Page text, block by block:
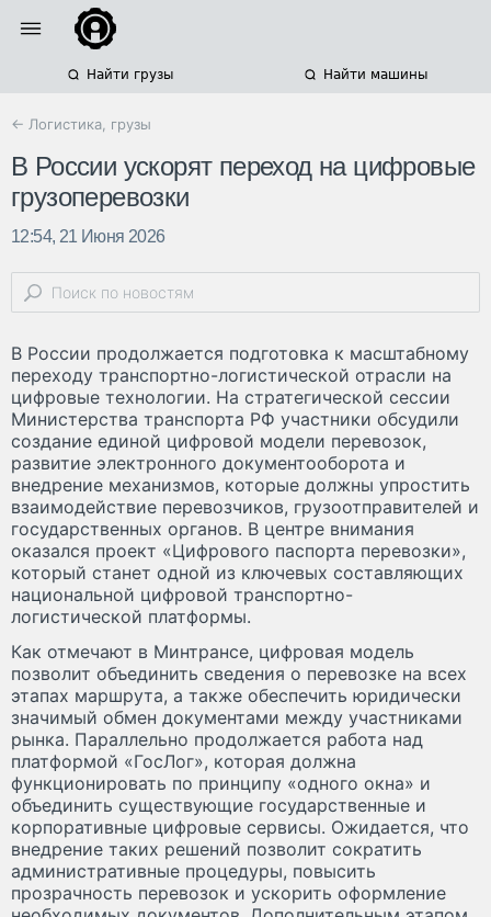
Найти грузы Найти машины
← Логистика, грузы
В России ускорят переход на цифровые
грузоперевозки
12:54, 21 Июня 2026
В России продолжается подготовка к масштабному
переходу транспортно-логистической отрасли на
цифровые технологии. На стратегической сессии
Министерства транспорта РФ участники обсудили
создание единой цифровой модели перевозок,
развитие электронного документооборота и
внедрение механизмов, которые должны упростить
взаимодействие перевозчиков, грузоотправителей и
государственных органов. В центре внимания
оказался проект «Цифрового паспорта перевозки»,
который станет одной из ключевых составляющих
национальной цифровой транспортно-
логистической платформы.
Как отмечают в Минтрансе, цифровая модель
позволит объединить сведения о перевозке на всех
этапах маршрута, а также обеспечить юридически
значимый обмен документами между участниками
рынка. Параллельно продолжается работа над
платформой «ГосЛог», которая должна
функционировать по принципу «одного окна» и
объединить существующие государственные и
корпоративные цифровые сервисы. Ожидается, что
внедрение таких решений позволит сократить
административные процедуры, повысить
прозрачность перевозок и ускорить оформление